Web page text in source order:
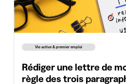
Vie active & premier emploi
Rédiger une lettre de
règle des trois